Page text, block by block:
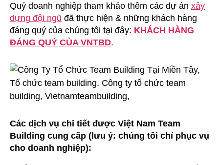
Quý doanh nghiệp tham khảo thêm các dự án xây
dựng đội ngũ đã thực hiện & những khách hàng
đáng quý của chúng tôi tại đây: KHÁCH HÀNG
ĐÁNG QUÝ CỦA VNTBD.
Các dịch vụ chi tiết được Việt Nam Team
Building cung cấp (lưu ý: chúng tôi chỉ phục vụ
cho doanh nghiệp):